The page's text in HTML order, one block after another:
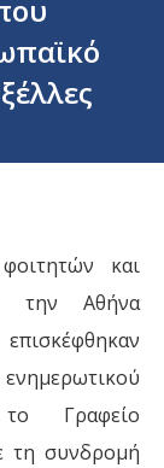
και
την Αθήνα
Γραφείο
τη συνδρομή